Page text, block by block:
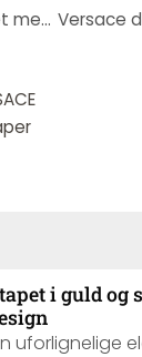
Versace design tapet i guld og sort non-woven tapet med blomstret medusa hoveder
i guld og
uforlignelige